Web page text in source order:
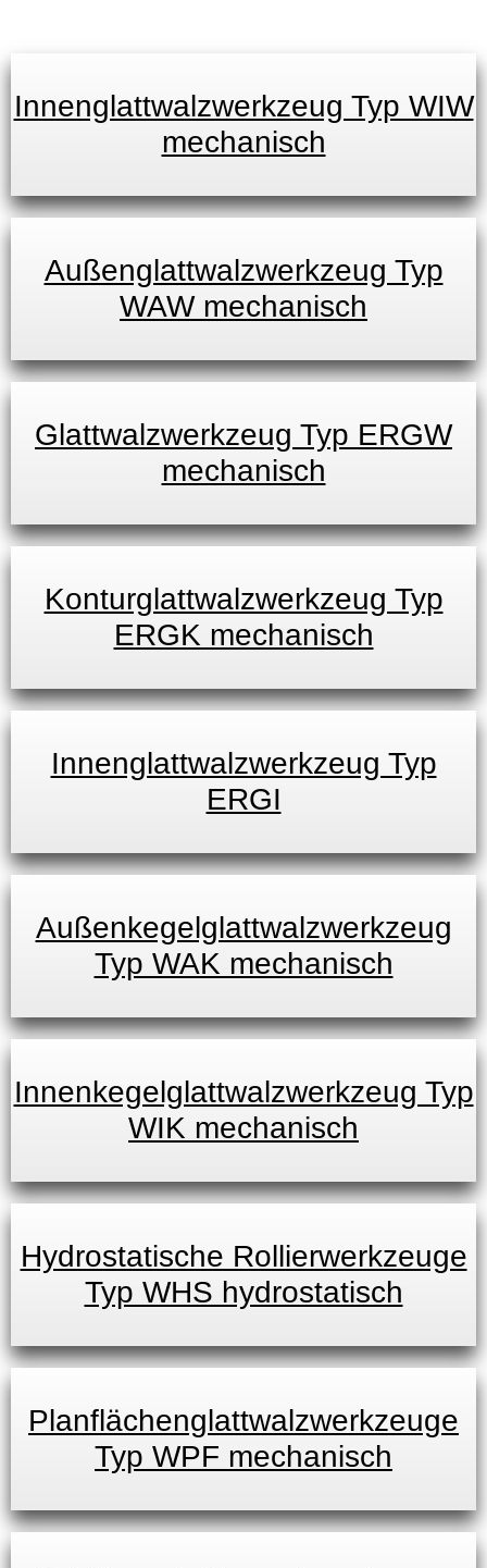
Innenglattwalzwerkzeug Typ WIW
mechanisch
Außenglattwalzwerkzeug Typ
WAW mechanisch
Glattwalzwerkzeug Typ ERGW
mechanisch
Konturglattwalzwerkzeug Typ
ERGK mechanisch
Innenglattwalzwerkzeug Typ
ERGI
Außenkegelglattwalzwerkzeug
Typ WAK mechanisch
Innenkegelglattwalzwerkzeug Typ
WIK mechanisch
Hydrostatische Rollierwerkzeuge
Typ WHS hydrostatisch
Planflächenglattwalzwerkzeuge
Typ WPF mechanisch